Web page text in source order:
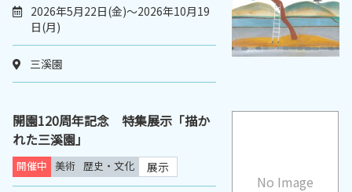
2026年5月22日(金)～2026年10月19
日(月)
三溪園
No Image
開園120周年記念 特集展示「描か
れた三溪園」
開催中 美術 歴史・文化 展示